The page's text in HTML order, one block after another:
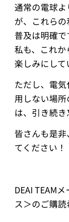
通常の電球
が、これら
普及は明確で
私も、これ
楽しみにして
ただし、電
用しない場
は、引き続き
皆さんも是
てください！
DEAI TEAM
ス＞のご購